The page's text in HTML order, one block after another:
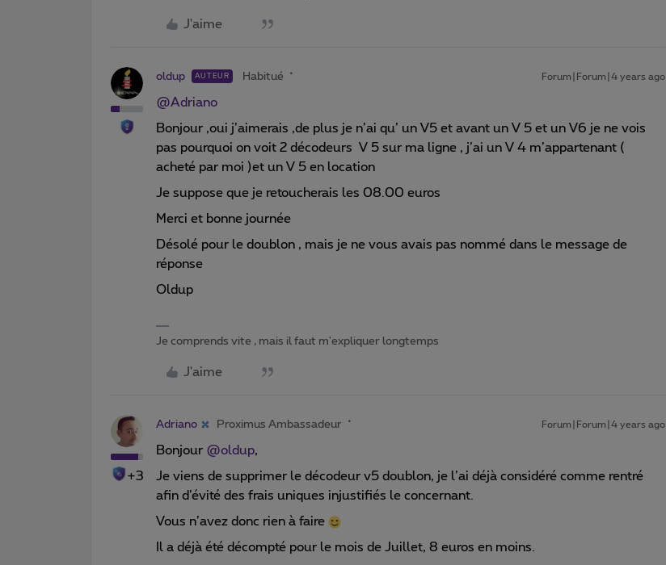
J'aime
oldup AUTEUR Habitué Forum|Forum|4 years ago
@Adriano
Bonjour ,oui j’aimerais ,de plus je n’ai qu’ un V5 et avant un V 5 et un V6 je ne vois
pas pourquoi on voit 2 décodeurs V 5 sur ma ligne , j’ai un V 4 m’appartenant (
acheté par moi )et un V 5 en location
Je suppose que je retoucherais les 08.00 euros
Merci et bonne journée
Désolé pour le doublon , mais je ne vous avais pas nommé dans le message de
réponse
Oldup
Je comprends vite , mais il faut m'expliquer longtemps
J'aime
+3
Adriano Proximus Ambassadeur Forum|Forum|4 years ago
Bonjour @oldup,
Je viens de supprimer le décodeur v5 doublon, je l’ai déjà considéré comme rentré
afin d’évité des frais uniques injustifiés le concernant.
Vous n’avez donc rien à faire
Il a déjà été décompté pour le mois de Juillet, 8 euros en moins.